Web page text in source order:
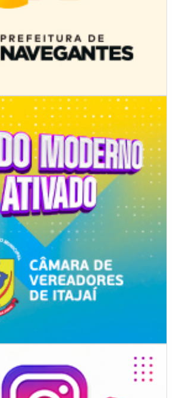
de oficinas gratuitas e atividades
de Itajaí reúnem especialistas para
e inovação